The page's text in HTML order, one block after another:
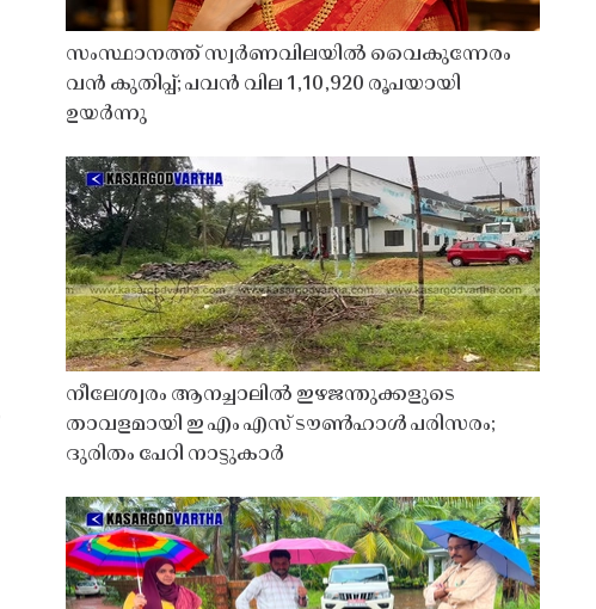
സംസ്ഥാനത്ത് സ്വർണവിലയിൽ വൈകുന്നേരം
വൻ കുതിപ്പ്; പവൻ വില 1,10,920 രൂപയായി
ഉയർന്നു
നീലേശ്വരം ആനച്ചാലിൽ ഇഴജന്തുക്കളുടെ
താവളമായി ഇ എം എസ് ടൗൺഹാൾ പരിസരം;
ദുരിതം പേറി നാട്ടുകാർ